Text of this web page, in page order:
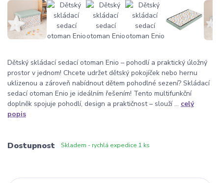
Dětský skládací sedací otoman Enio – pohodlí a praktický úložný
prostor v jednom! Chcete udržet dětský pokojíček nebo hernu
uklizenou a zároveň nabídnout dětem pohodlné sezení? Skládací
sedací otoman Enio je ideálním řešením! Tento multifunkční
doplněk spojuje pohodlí, design a praktičnost – slouží ... celý
popis
Dostupnost Skladem - rychlá expedice 1 ks